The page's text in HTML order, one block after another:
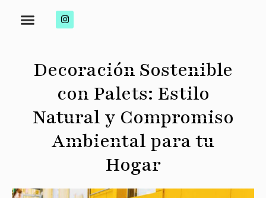
Decoración Sostenible
con Palets: Estilo
Natural y Compromiso
Ambiental para tu
Hogar